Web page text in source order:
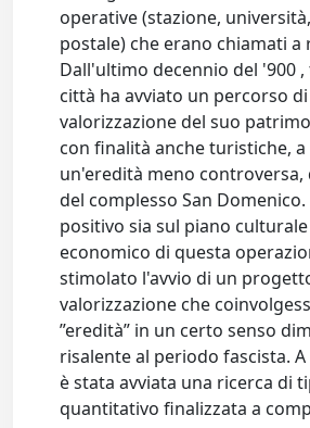
operative (stazione,
postale) che erano chiamati a
Dall'ultimo decennio del '900
città ha avviato un percorso di
valorizzazione del suo
con finalità anche turistiche,
un'eredità meno controversa,
del complesso San Domenico.
positivo sia sul piano
economico di questa
stimolato l'avvio di un
valorizzazione che
”eredità” in un certo senso
risalente al periodo fascista.
è stata avviata una ricerca di
quantitativo finalizzata a